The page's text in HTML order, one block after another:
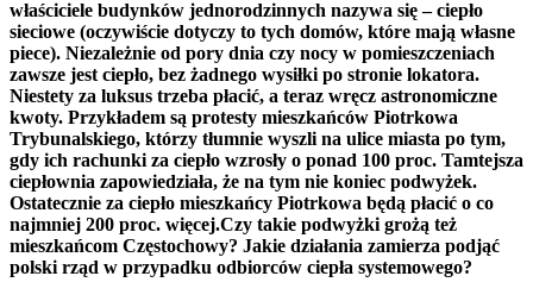
właściciele budynków jednorodzinnych nazywa się – ciepło
sieciowe (oczywiście dotyczy to tych domów, które mają własne
piece). Niezależnie od pory dnia czy nocy w pomieszczeniach
zawsze jest ciepło, bez żadnego wysiłki po stronie lokatora.
Niestety za luksus trzeba płacić, a teraz wręcz astronomiczne
kwoty. Przykładem są protesty mieszkańców Piotrkowa
Trybunalskiego, którzy tłumnie wyszli na ulice miasta po tym,
gdy ich rachunki za ciepło wzrosły o ponad 100 proc. Tamtejsza
ciepłownia zapowiedziała, że na tym nie koniec podwyżek.
Ostatecznie za ciepło mieszkańcy Piotrkowa będą płacić o co
najmniej 200 proc. więcej.Czy takie podwyżki grożą też
mieszkańcom Częstochowy? Jakie działania zamierza podjąć
polski rząd w przypadku odbiorców ciepła systemowego?